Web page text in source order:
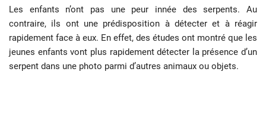
Les enfants n’ont pas une peur innée des serpents. Au
contraire, ils ont une prédisposition à détecter et à réagir
rapidement face à eux. En effet, des études ont montré que les
jeunes enfants vont plus rapidement détecter la présence d’un
serpent dans une photo parmi d’autres animaux ou objets.